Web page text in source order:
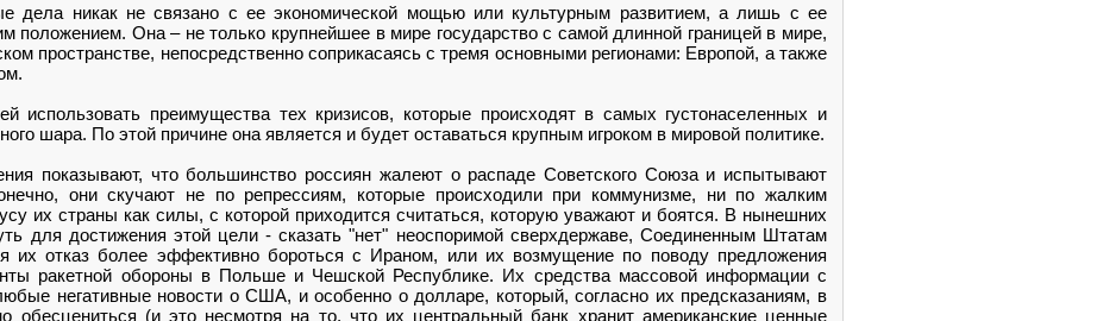
дела никак не связано с ее экономической мощью или культурным развитием, а лишь с ее
положением. Она – не только крупнейшее в мире государство с самой длинной границей в мире,
пространстве, непосредственно соприкасаясь с тремя основными регионами: Европой, а также
использовать преимущества тех кризисов, которые происходят в самых густонаселенных и
шара. По этой причине она является и будет оставаться крупным игроком в мировой политике.
показывают, что большинство россиян жалеют о распаде Советского Союза и испытывают
они скучают не по репрессиям, которые происходили при коммунизме, ни по жалким
их страны как силы, с которой приходится считаться, которую уважают и боятся. В нынешних
для достижения этой цели - сказать "нет" неоспоримой сверхдержаве, Соединенным Штатам
их отказ более эффективно бороться с Ираном, или их возмущение по поводу предложения
ракетной обороны в Польше и Чешской Республике. Их средства массовой информации с
негативные новости о США, и особенно о долларе, который, согласно их предсказаниям, в
обесцениться (и это несмотря на то, что их центральный банк хранит американские ценные